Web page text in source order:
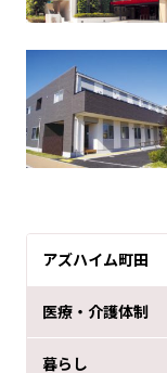
アズハイム町田
医療・介護体制
暮らし